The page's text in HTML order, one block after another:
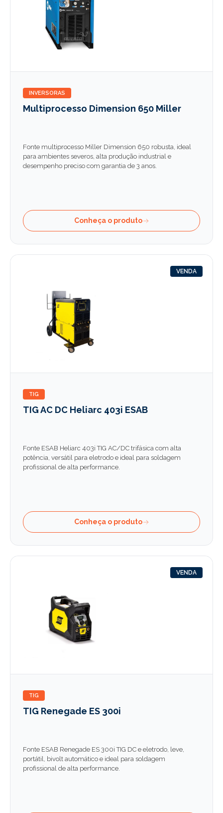
INVERSORAS
Multiprocesso Dimension 650 Miller
Fonte multiprocesso Miller Dimension 650 robusta, ideal
para ambientes severos, alta produção industrial e
desempenho preciso com garantia de 3 anos.
Conheça o produto
VENDA
TIG
TIG AC DC Heliarc 403i ESAB
Fonte ESAB Heliarc 403i TIG AC/DC trifásica com alta
potência, versátil para eletrodo e ideal para soldagem
profissional de alta performance.
Conheça o produto
VENDA
TIG
TIG Renegade ES 300i
Fonte ESAB Renegade ES 300i TIG DC e eletrodo, leve,
portátil, bivolt automático e ideal para soldagem
profissional de alta performance.